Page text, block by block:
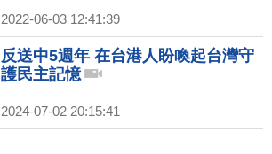
2022-06-03 12:41:39
反送中5週年 在台港人盼喚起台灣守
護民主記憶
2024-07-02 20:15:41